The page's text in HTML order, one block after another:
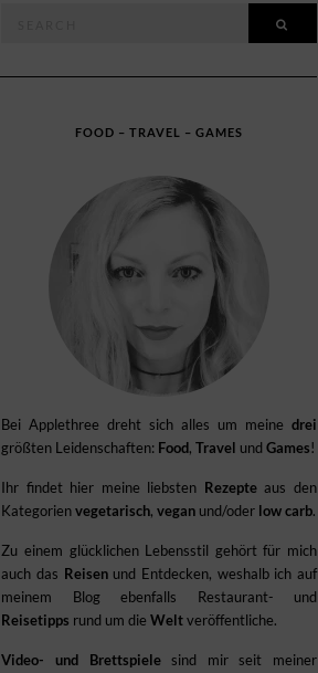
FOOD – TRAVEL – GAMES
Bei Applethree dreht sich alles um meine drei
größten Leidenschaften: Food,Travel undGames!
Ihr findet hier meine liebsten Rezepteaus den
Kategorienvegetarisch,vegan und/oder low carb.
Zu einem glücklichen Lebensstil gehört für mich
auch das Reisenund Entdecken, weshalb ich auf
meinem Blog ebenfalls Restaurant- und
Reisetipps rund um dieWeltveröffentliche.
Video- und Brettspielesind mir seit meiner